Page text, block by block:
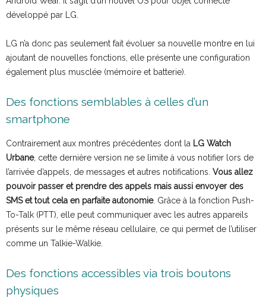
développé par LG.
LG n’a donc pas seulement fait évoluer sa nouvelle montre en lui
ajoutant de nouvelles fonctions, elle présente une configuration
également plus musclée (mémoire et batterie).
Des fonctions semblables à celles d’un
smartphone
Contrairement aux montres précédentes dont la LG Watch
Urbane, cette dernière version ne se limite à vous notifier lors de
l’arrivée d’appels, de messages et autres notifications. Vous allez
pouvoir passer et prendre des appels mais aussi envoyer des
SMS et tout cela en parfaite autonomie. Grâce à la fonction Push-
To-Talk (PTT), elle peut communiquer avec les autres appareils
présents sur le même réseau cellulaire, ce qui permet de l’utiliser
comme un Talkie-Walkie.
Des fonctions accessibles via trois boutons
physiques